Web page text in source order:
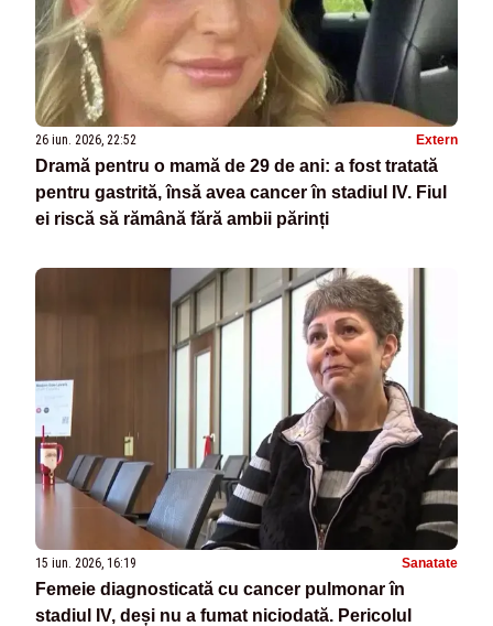
26 iun. 2026, 22:52 Extern
Dramă pentru o mamă de 29 de ani: a fost tratată
pentru gastrită, însă avea cancer în stadiul IV. Fiul
ei riscă să rămână fără ambii părinți
15 iun. 2026, 16:19 Sanatate
Femeie diagnosticată cu cancer pulmonar în
stadiul IV, deși nu a fumat niciodată. Pericolul